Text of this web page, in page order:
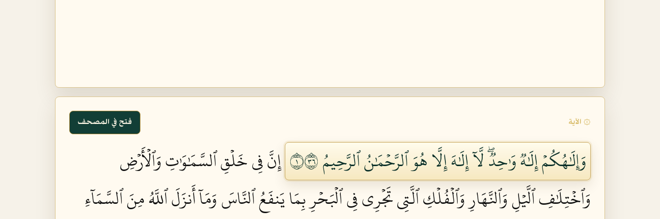
۞ الآية فتح في المصحف
وَإِلَٰهُكُمۡ إِلَٰهٞ وَٰحِدٞۖ لَّآ إِلَٰهَ إِلَّا هُوَ ٱلرَّحۡمَٰنُ ٱلرَّحِيمُ ١٦٣
إِنَّ فِي خَلۡقِ ٱلسَّمَٰوَٰتِ وَٱلۡأَرۡضِ
وَٱخۡتِلَٰفِ ٱلَّيۡلِ وَٱلنَّهَارِ وَٱلۡفُلۡكِ ٱلَّتِي تَجۡرِي فِي ٱلۡبَحۡرِ بِمَا يَنفَعُ ٱلنَّاسَ وَمَآ أَنزَلَ ٱللَّهُ مِنَ ٱلسَّمَآءِ